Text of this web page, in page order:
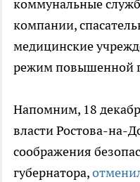
коммунальные
компании,
медицинские
режим повышенной
Напомним, 18
власти Ростова-на-
соображения
губернатора,